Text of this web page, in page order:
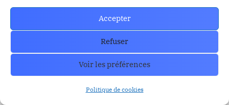
Accepter
Refuser
Voir les préférences
Politique de cookies
$BBC$YEMAirdropAirdrop
$BBCAirdrops Altcoins ArgentineAudit
BinanceBitBankCoin
BitBankCoin Visa Card NFTs
bitcoin Bitwise BlackRock